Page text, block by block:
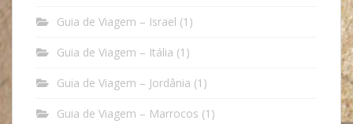
Guia de Viagem – Israel (1)
Guia de Viagem – Itália (1)
Guia de Viagem – Jordânia (1)
Guia de Viagem – Marrocos (1)